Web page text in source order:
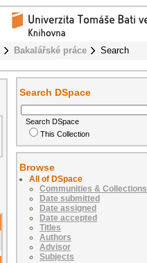
Bakalářské práce Search
Search DSpace
Search DSpace
This Collection
Browse
All of DSpace
Communities & Collections
Date submitted
Date assigned
Date accepted
Titles
Authors
Advisor
Subjects